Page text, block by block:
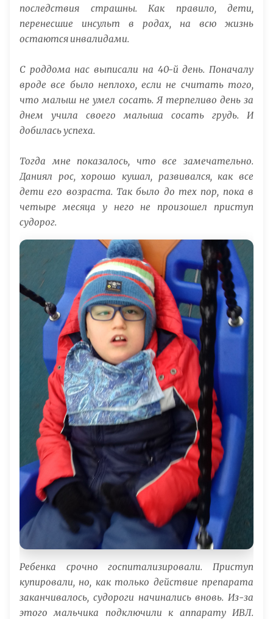
последствия страшны. Как правило, дети,
перенесшие инсульт в родах, на всю жизнь
остаются инвалидами.
С роддома нас выписали на 40-й день. Поначалу
вроде все было неплохо, если не считать того,
что малыш не умел сосать. Я терпеливо день за
днем учила своего малыша сосать грудь. И
добилась успеха.
Тогда мне показалось, что все замечательно.
Даниял рос, хорошо кушал, развивался, как все
дети его возраста. Так было до тех пор, пока в
четыре месяца у него не произошел приступ
судорог.
Ребенка срочно госпитализировали. Приступ
купировали, но, как только действие препарата
заканчивалось, судороги начинались вновь. Из-за
этого мальчика подключили к аппарату ИВЛ.